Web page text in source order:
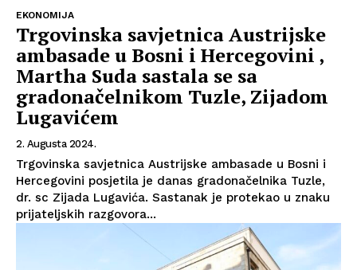
EKONOMIJA
Trgovinska savjetnica Austrijske
ambasade u Bosni i Hercegovini ,
Martha Suda sastala se sa
gradonačelnikom Tuzle, Zijadom
Lugavićem
2. Augusta 2024.
Trgovinska savjetnica Austrijske ambasade u Bosni i
Hercegovini posjetila je danas gradonačelnika Tuzle,
dr. sc Zijada Lugavića. Sastanak je protekao u znaku
prijateljskih razgovora...